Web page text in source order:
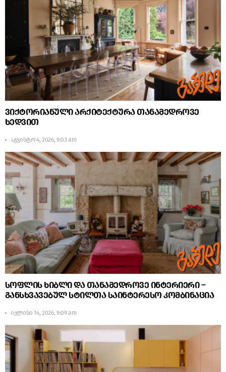
ვიქტორიანული არქიტექტურა თანამედროვე
ხედვით
აგვისტო 4, 2026, 9:03 am
სოფლის ხიბლი და თანამედროვე ინტერიერი –
განსხვავებულ სტილთა საინტერესო კომბინაცია
ივლისი 14, 2026, 9:09 am